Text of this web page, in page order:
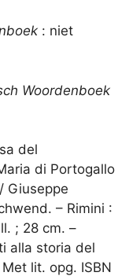
: niet
Woordenboek
del
di Portogallo
Giuseppe
– Rimini :
; 28 cm. –
alla storia del
lit. opg. ISBN